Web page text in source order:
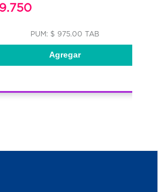
PUM: $ 975.00 TAB
Agregar